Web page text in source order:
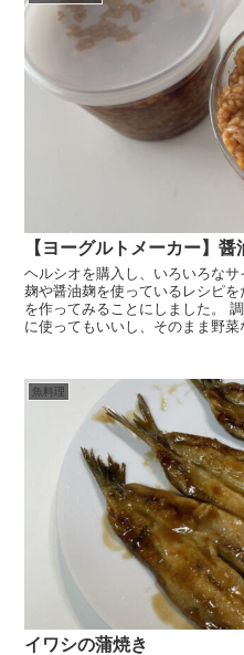
【ヨーグルトメーカー】醤
ヘルシオを購入し、いろいろな
麹や醤油麹を使っているレシピ
を作ってみることにしました。
に使ってもいいし、そのまま野
魚料理
イワシの蒲焼き